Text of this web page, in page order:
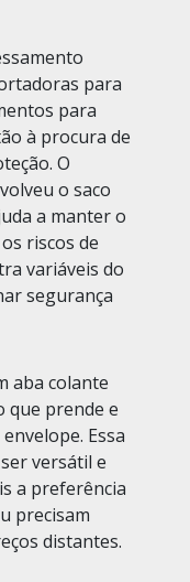
para
para
à procura de
O
o saco
a manter o
riscos de
variáveis do
segurança
aba colante
que prende e
Essa
versátil e
a preferência
precisam
distantes.